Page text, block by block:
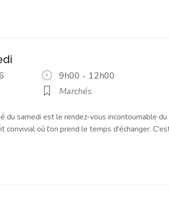
9h00 - 12h00
Marchés
du samedi est le rendez-vous incontournable du
convivial où l'on prend le temps d'échanger.